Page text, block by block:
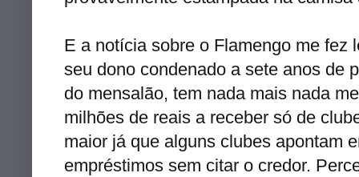
E a notícia sobre o Flamengo me fez
seu dono condenado a sete anos de
do mensalão, tem nada mais nada
milhões de reais a receber só de
maior já que alguns clubes apontam
empréstimos sem citar o credor.